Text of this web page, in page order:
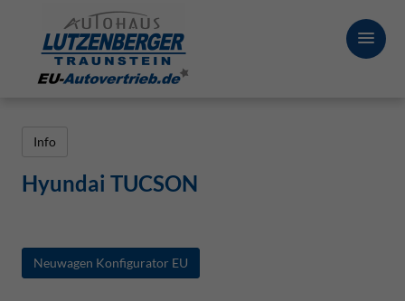
Info
Hyundai TUCSON
Neuwagen Konfigurator EU